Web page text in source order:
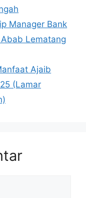
Manager Bank
Lematang
Ajaib
(Lamar